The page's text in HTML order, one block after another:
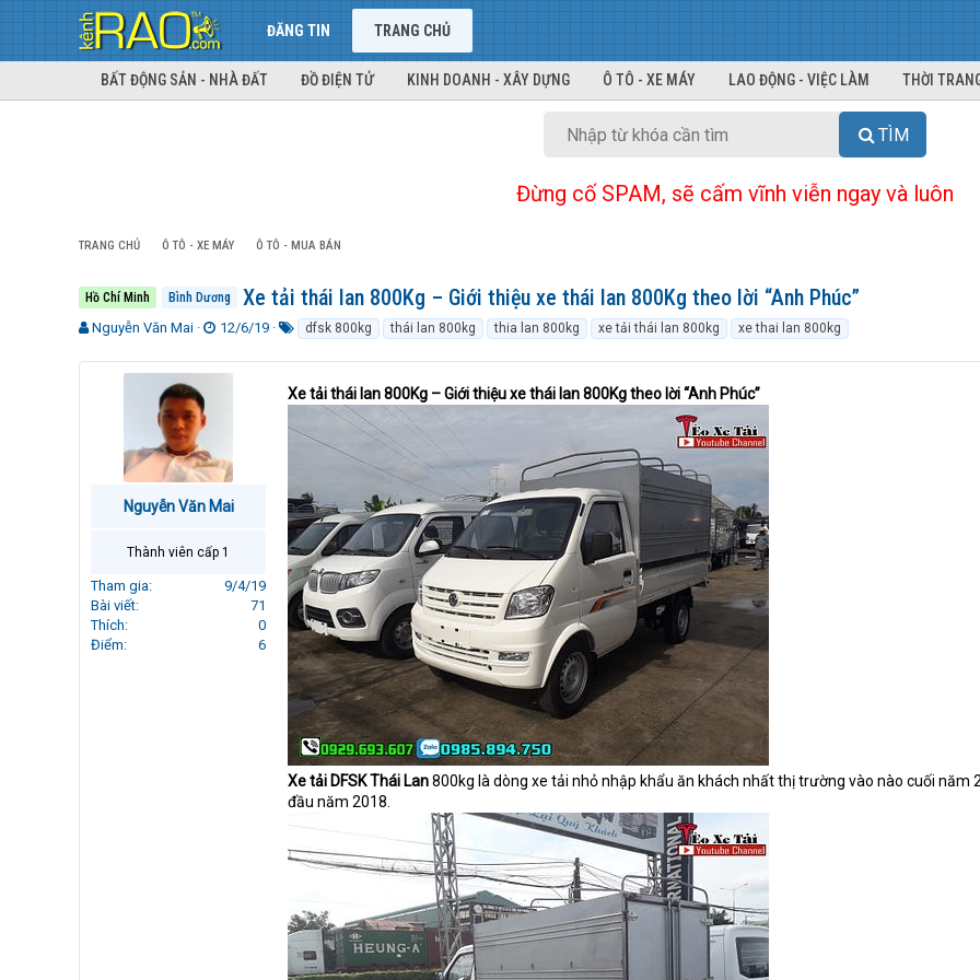
ĐĂNG TIN TRANG CHỦ
BẤT ĐỘNG SẢN - NHÀ ĐẤT ĐỒ ĐIỆN TỬ KINH DOANH - XÂY DỰNG Ô TÔ - XE MÁY LAO ĐỘNG - VIỆC LÀM THỜI
TÌM
Đừng cố SPAM, sẽ cấm vĩnh viễn ngay và luôn
TRANG CHỦ Ô TÔ - XE MÁY Ô TÔ - MUA BÁN
Hồ Chí Minh Bình Dương Xe tải thái lan 800Kg – Giới thiệu xe thái lan 800Kg theo lời “Anh Phúc”
T
r
Nguyễn Văn Mai
N
à
12/6/19
k
h
ó
dfsk 800kg thái lan 800kg thia lan 800kg xe tải thái lan 800kg xe thai lan 800kg
Nguyễn Văn Mai
Thành viên cấp 1
Tham gia
9/4/19
Bài viết
71
Thích
0
Điểm
6
Xe tải thái lan 800Kg – Giới thiệu xe thái lan 800Kg theo lời “Anh Phúc”
Xe tải DFSK Thái Lan800kg là dòng xe tải nhỏ nhập khẩu ăn khách nhất thị trường vào nào cuối năm
đầu năm 2018.